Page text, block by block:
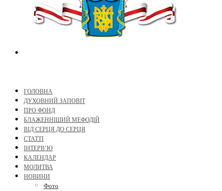
ГОЛОВНА
ДУХОВНИЙ ЗАПОВІТ
ПРО ФОНД
БЛАЖЕННІШИЙ МЕФОДІЙ
ВІД СЕРЦЯ ДО СЕРЦЯ
СТАТТІ
ІНТЕРВ’Ю
КАЛЕНДАР
МОЛИТВА
НОВИНИ
Фото